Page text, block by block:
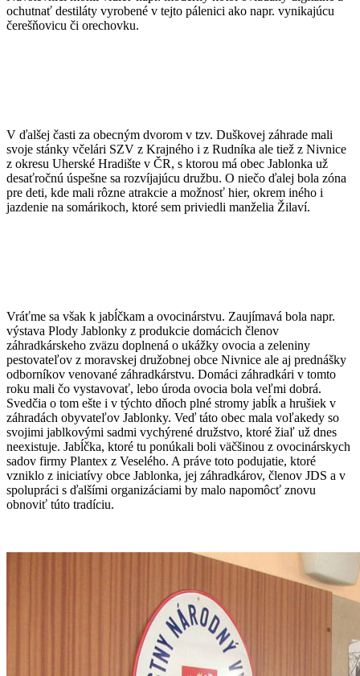
ochutnať destiláty vyrobené v tejto pálenici ako napr. vynikajúcu
čerešňovicu či orechovku.
V ďalšej časti za obecným dvorom v tzv. Duškovej záhrade mali
svoje stánky včelári SZV z Krajného i z Rudníka ale tiež z Nivnice
z okresu Uherské Hradište v ČR, s ktorou má obec Jablonka už
desaťročnú úspešne sa rozvíjajúcu družbu. O niečo ďalej bola zóna
pre deti, kde mali rôzne atrakcie a možnosť hier, okrem iného i
jazdenie na somárikoch, ktoré sem priviedli manželia Žilaví.
Vráťme sa však k jabĺčkam a ovocinárstvu. Zaujímavá bola napr.
výstava Plody Jablonky z produkcie domácich členov
záhradkárskeho zväzu doplnená o ukážky ovocia a zeleniny
pestovateľov z moravskej družobnej obce Nivnice ale aj prednášky
odborníkov venované záhradkárstvu. Domáci záhradkári v tomto
roku mali čo vystavovať, lebo úroda ovocia bola veľmi dobrá.
Svedčia o tom ešte i v týchto dňoch plné stromy jabĺk a hrušiek v
záhradách obyvateľov Jablonky. Veď táto obec mala voľakedy so
svojimi jablkovými sadmi vychýrené družstvo, ktoré žiaľ už dnes
neexistuje. Jabĺčka, ktoré tu ponúkali boli väčšinou z ovocinárskych
sadov firmy Plantex z Veselého. A práve toto podujatie, ktoré
vzniklo z iniciatívy obce Jablonka, jej záhradkárov, členov JDS a v
spolupráci s ďalšími organizáciami by malo napomôcť znovu
obnoviť túto tradíciu.